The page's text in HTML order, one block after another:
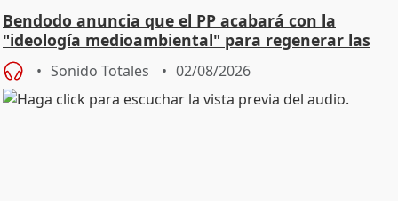
Bendodo anuncia que el PP acabará con la
"ideología medioambiental" para regenerar las
playas
Sonido Totales 02/08/2026